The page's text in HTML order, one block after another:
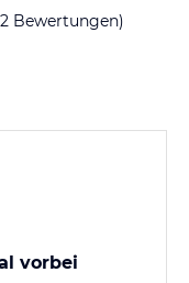
Bewertungen)
vorbei